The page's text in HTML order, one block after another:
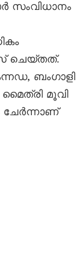
സംവിധാനം
ചെയ്തത്.
ബംഗാളി
മൈത്രി മൂവി
ചേർന്നാണ്